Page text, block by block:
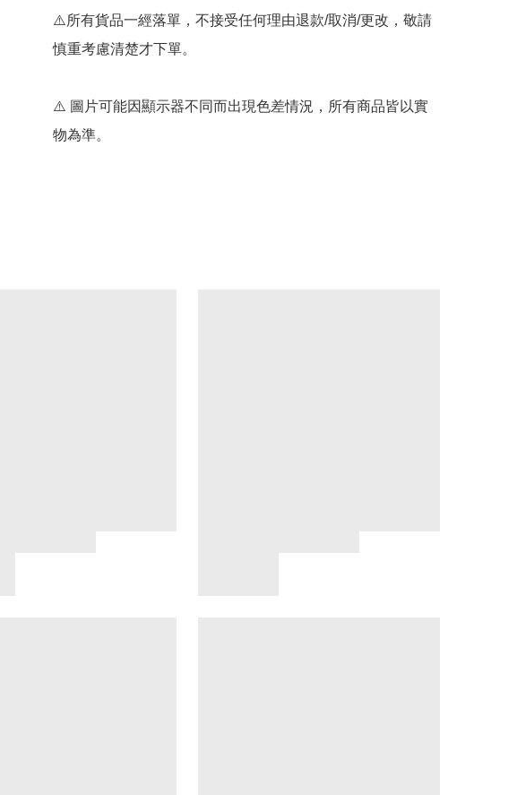
⚠️所有貨品一經落單，不接受任何理由退款/取消/更改，敬請
慎重考慮清楚才下單。
⚠️ 圖片可能因顯示器不同而出現色差情況，所有商品皆以實
物為準。